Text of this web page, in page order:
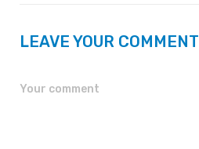
LEAVE YOUR COMMENT